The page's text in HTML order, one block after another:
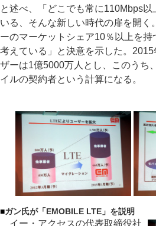
と述べ、「どこでも常に110Mbps
いる、そんな新しい時代の扉を開く
ーのマーケットシェア10％以上を持
考えている」と決意を示した。
ザーは1億5000万人とし、このうち
イルの契約者という計算になる。
■ガン氏が「EMOBILE LTE」を説明
イー・アクセスの代表取締役社